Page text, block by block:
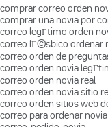
comprar correo orden
comprar una novia por
correo legГ­timo orden
correo lГ©sbico ordenar
correo orden de
correo orden novia
correo orden novia real
correo orden novia sitio
correo orden sitios web
correo para ordenar novia